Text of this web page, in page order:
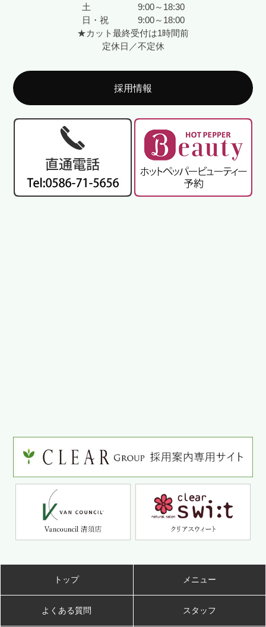
土 9:00～18:30
日・祝 9:00～18:00
★カット最終受付は1時間前
定休日／不定休
採用情報
トップ メニュー
よくある質問 スタッフ